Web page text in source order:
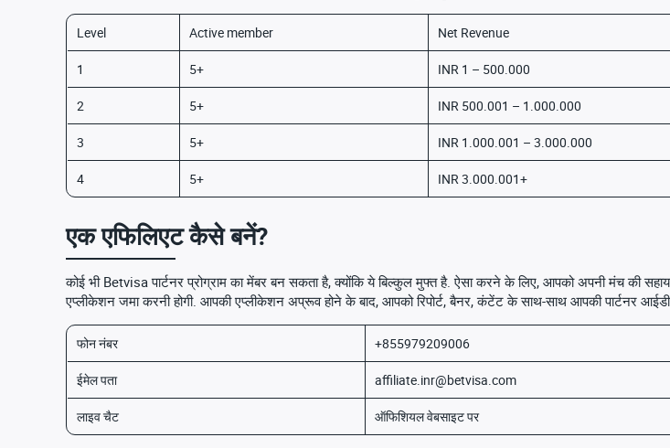
Level Active member Net Revenue
1 5+ INR 1 – 500.000
2 5+ INR 500.001 – 1.000.000
3 5+ INR 1.000.001 – 3.000.000
4 5+ INR 3.000.001+
एक एफिलिएट कैसे बनें?
कोई भी Betvisa पार्टनर प्रोग्राम का मेंबर बन सकता है, क्योंकि ये बिल्कुल मुफ्त है. ऐसा करने के लिए, आपको अपनी मंच की
एप्लीकेशन जमा करनी होगी. आपकी एप्लीकेशन अप्रूव होने के बाद, आपको रिपोर्ट, बैनर, कंटेंट के साथ-साथ आपकी पार्टनर
फोन नंबर +855979209006
ईमेल पता affiliate.inr@betvisa.com
लाइव चैट ऑफिशियल वेबसाइट पर